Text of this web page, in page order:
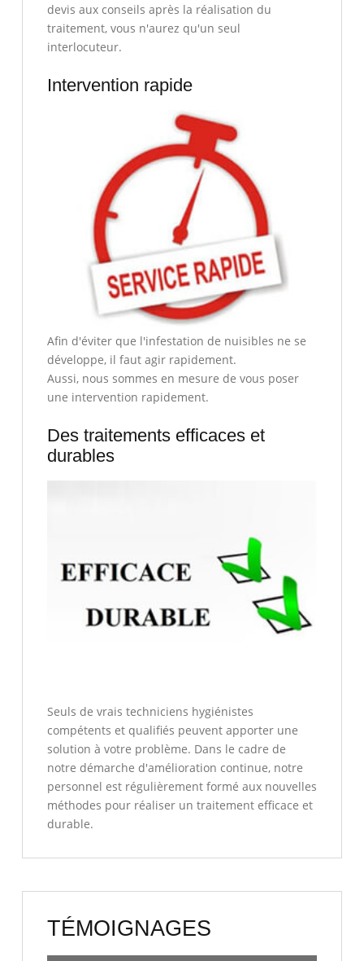
devis aux conseils après la réalisation du
traitement, vous n'aurez qu'un seul
interlocuteur.
Intervention rapide
Afin d'éviter que l'infestation de nuisibles ne se
développe, il faut agir rapidement.
Aussi, nous sommes en mesure de vous poser
une intervention rapidement.
Des traitements efficaces et
durables
Seuls de vrais techniciens hygiénistes
compétents et qualifiés peuvent apporter une
solution à votre problème. Dans le cadre de
notre démarche d'amélioration continue, notre
personnel est régulièrement formé aux nouvelles
méthodes pour réaliser un traitement efficace et
durable.
TÉMOIGNAGES